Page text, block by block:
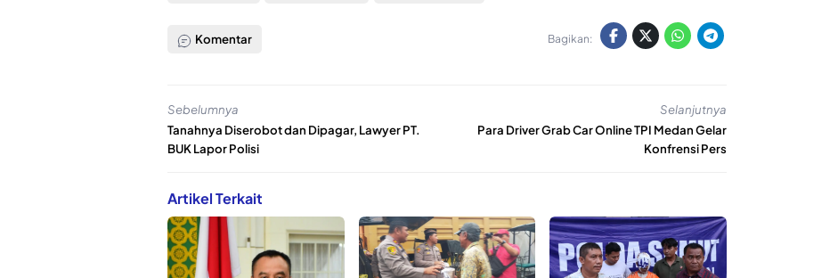
Komentar Bagikan:
Sebelumnya
Tanahnya Diserobot dan Dipagar, Lawyer PT.
BUK Lapor Polisi
Selanjutnya
Para Driver Grab Car Online TPI Medan Gelar
Konfrensi Pers
Artikel Terkait